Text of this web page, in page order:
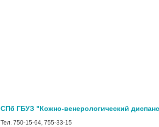
СПб ГБУЗ "Кожно-венерологический
Тел. 750-15-64, 755-33-15